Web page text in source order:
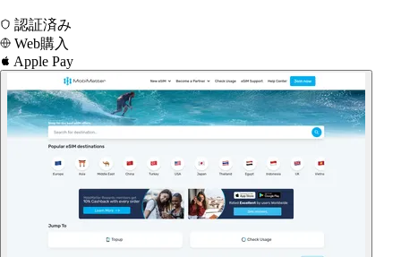
認証済み
Web購入
Apple Pay